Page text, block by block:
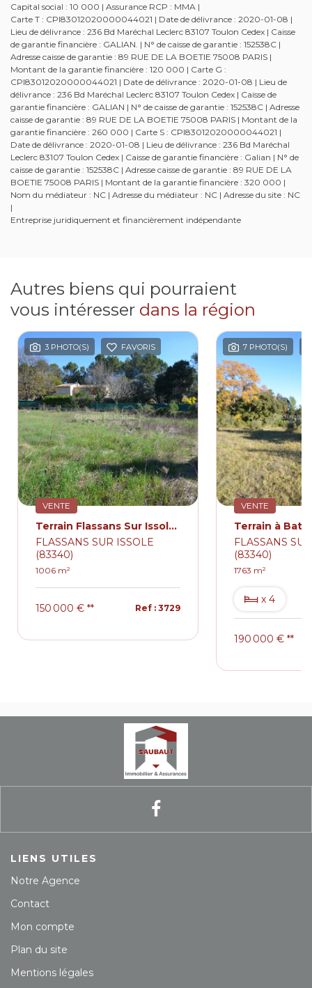
Capital social : 10 000 | Assurance RCP : MMA |
Carte T : CPI83012020000044021 | Date de délivrance : 2020-01-08 |
Lieu de délivrance : 236 Bd Maréchal Leclerc 83107 Toulon Cedex | Caisse
de garantie financière : GALIAN. | N° de caisse de garantie : 152538C |
Adresse caisse de garantie : 89 RUE DE LA BOETIE 75008 PARIS |
Montant de la garantie financière : 120 000 | Carte G :
CPI83012020000044021 | Date de délivrance : 2020-01-08 | Lieu de
délivrance : 236 Bd Maréchal Leclerc 83107 Toulon Cedex | Caisse de
garantie financière : GALIAN | N° de caisse de garantie : 152538C | Adresse
caisse de garantie : 89 RUE DE LA BOETIE 75008 PARIS | Montant de la
garantie financière : 260 000 | Carte S : CPI83012020000044021 |
Date de délivrance : 2020-01-08 | Lieu de délivrance : 236 Bd Maréchal
Leclerc 83107 Toulon Cedex | Caisse de garantie financière : Galian | N° de
caisse de garantie : 152538C | Adresse caisse de garantie : 89 RUE DE LA
BOETIE 75008 PARIS | Montant de la garantie financière : 320 000 |
Nom du médiateur : NC | Adresse du médiateur : NC | Adresse du site : NC
|
Entreprise juridiquement et financièrement indépendante
Autres biens qui pourraient
vous intéresser dans la région
3 PHOTO(S) FAVORIS
VENTE
Terrain Flassans Sur Issole 1006 m2
FLASSANS SUR ISSOLE
(83340)
1006 m²
150 000 € ** Ref : 3729
7 PHOTO(S)
VENTE
FLASSANS
(83340)
1763 m²
x 4
190 000 € **
LIENS UTILES
Notre Agence
Contact
Mon compte
Plan du site
Mentions légales